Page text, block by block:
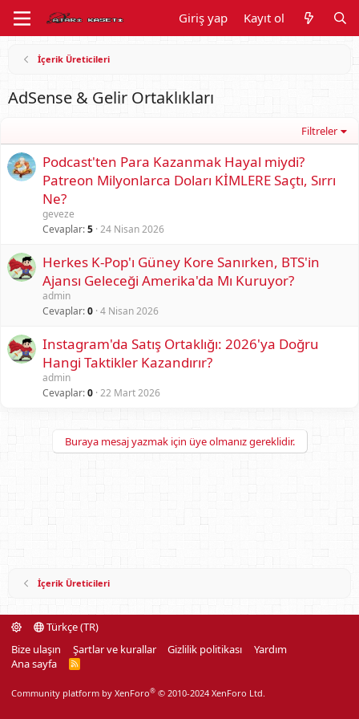
Giriş yap Kayıt ol
İçerik Üreticileri
AdSense & Gelir Ortaklıkları
Filtreler
Podcast'ten Para Kazanmak Hayal miydi?
Patreon Milyonlarca Doları KİMLERE Saçtı, Sırrı
Ne?
geveze
Cevaplar 5 24 Nisan 2026
Herkes K-Pop'ı Güney Kore Sanırken, BTS'in
Ajansı Geleceği Amerika'da Mı Kuruyor?
admin
Cevaplar 0 4 Nisan 2026
Instagram'da Satış Ortaklığı: 2026'ya Doğru
Hangi Taktikler Kazandırır?
admin
Cevaplar 0 22 Mart 2026
Buraya mesaj yazmak için üye olmanız gereklidir.
İçerik Üreticileri
Türkçe (TR)
Bize ulaşın
Şartlar ve kurallar Gizlilik politikası
Yardım
Ana sayfa
R
Community platform by XenForo® © 2010-2024 XenForo Ltd.